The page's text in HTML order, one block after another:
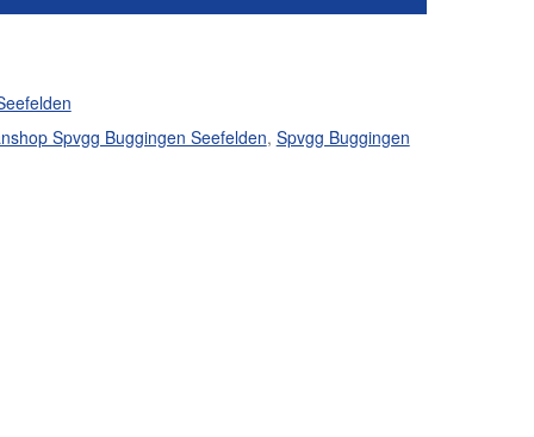
Spvgg Buggingen Seefelden, Spvgg Buggingen